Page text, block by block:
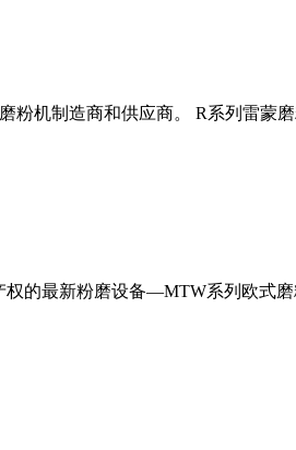
机制造商和供应商。 R系列雷蒙
的最新粉磨设备—MTW系列欧式